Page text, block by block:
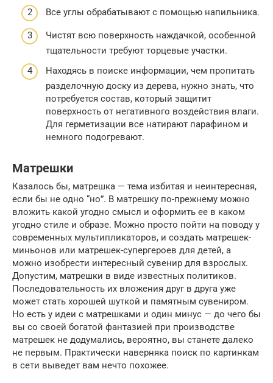
Все углы обрабатывают с помощью напильника.
Чистят всю поверхность наждачкой, особенной
тщательности требуют торцевые участки.
Находясь в поиске информации, чем пропитать
разделочную доску из дерева, нужно знать, что
потребуется состав, который защитит
поверхность от негативного воздействия влаги.
Для герметизации все натирают парафином и
немного подогревают.
Матрешки
Казалось бы, матрешка — тема избитая и неинтересная,
если бы не одно “но”. В матрешку по-прежнему можно
вложить какой угодно смысл и оформить ее в каком
угодно стиле и образе. Можно просто пойти на поводу у
современных мультипликаторов, и создать матрешек-
миньонов или матрешек-супергероев для детей, а
можно изобрести интересный сувенир для взрослых.
Допустим, матрешки в виде известных политиков.
Последовательность их вложения друг в друга уже
может стать хорошей шуткой и памятным сувениром.
Но есть у идеи с матрешками и один минус — до чего бы
вы со своей богатой фантазией при производстве
матрешек не додумались, вероятно, вы станете далеко
не первым. Практически наверняка поиск по картинкам
в сети выведет вам нечто похожее.